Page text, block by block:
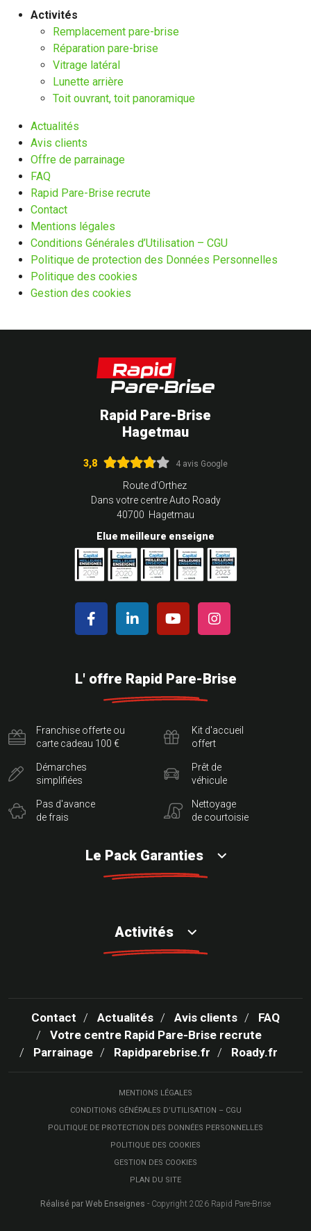
Activités
Remplacement pare-brise
Réparation pare-brise
Vitrage latéral
Lunette arrière
Toit ouvrant, toit panoramique
Actualités
Avis clients
Offre de parrainage
FAQ
Rapid Pare-Brise recrute
Contact
Mentions légales
Conditions Générales d’Utilisation – CGU
Politique de protection des Données Personnelles
Politique des cookies
Gestion des cookies
Rapid Pare-Brise
Hagetmau
3,8 4 avis Google
Route d'Orthez
Dans votre centre Auto Roady
40700 Hagetmau
Elue meilleure enseigne
L' offre Rapid Pare-Brise
Franchise offerte ou
carte cadeau 100 €
Démarches
simplifiées
Pas d'avance
de frais
Kit d'accueil
offert
Prêt de
véhicule
Nettoyage
de courtoisie
Le Pack Garanties
Activités
Contact Actualités Avis clients
FAQ
Votre centre Rapid Pare-Brise recrute
Parrainage
Rapidparebrise.fr Roady.fr
MENTIONS LÉGALES
CONDITIONS GÉNÉRALES D’UTILISATION – CGU
POLITIQUE DE PROTECTION DES DONNÉES PERSONNELLES
POLITIQUE DES COOKIES
GESTION DES COOKIES
PLAN DU SITE
Réalisé par Web Enseignes - Copyright 2026 Rapid Pare-Brise